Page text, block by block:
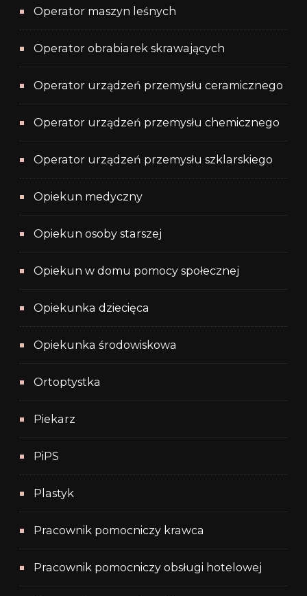
Operator maszyn leśnych
Operator obrabiarek skrawających
Operator urządzeń przemysłu ceramicznego
Operator urządzeń przemysłu chemicznego
Operator urządzeń przemysłu szklarskiego
Opiekun medyczny
Opiekun osoby starszej
Opiekun w domu pomocy społecznej
Opiekunka dziecięca
Opiekunka środowiskowa
Ortoptystka
Piekarz
PiPS
Plastyk
Pracownik pomocniczy krawca
Pracownik pomocniczy obsługi hotelowej